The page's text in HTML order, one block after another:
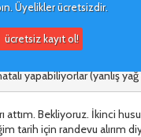
Üyelikler ücretsizdir.
ücretsiz kayıt ol!
Bu araç Tuzla'da
yapılıyorsa orayı) arayıp
Evet Subaru çok güzel
yapabiliyorlar (yanlış yağ
Bekliyoruz. İkinci
tarih için randevu alırım